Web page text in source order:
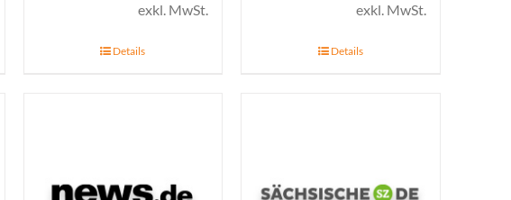
exkl. MwSt.
Details
exkl. MwSt.
Details